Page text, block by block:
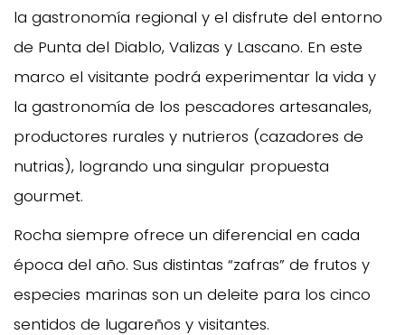
la gastronomía regional y el disfrute del entorno
de Punta del Diablo, Valizas y Lascano. En este
marco el visitante podrá experimentar la vida y
la gastronomía de los pescadores artesanales,
productores rurales y nutrieros (cazadores de
nutrias), logrando una singular propuesta
gourmet.
Rocha siempre ofrece un diferencial en cada
época del año. Sus distintas “zafras” de frutos y
especies marinas son un deleite para los cinco
sentidos de lugareños y visitantes.